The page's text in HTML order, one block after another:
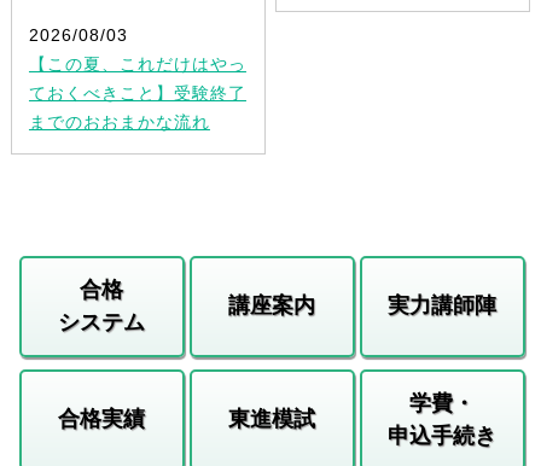
2026/08/03
【この夏、これだけはやっ
ておくべきこと】受験終了
までのおおまかな流れ
合格
システム
講座案内 実力講師陣
合格実績 東進模試
学費・
申込手続き